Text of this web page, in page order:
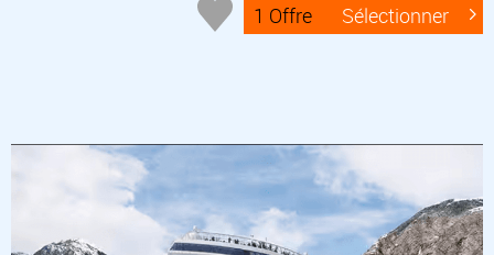
1 Offre Sélectionner